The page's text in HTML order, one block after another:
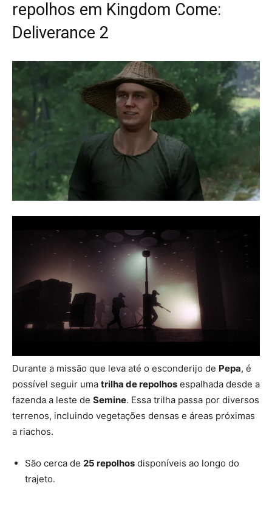
repolhos em Kingdom Come:
Deliverance 2
Durante a missão que leva até o esconderijo de Pepa, é
possível seguir uma trilha de repolhos espalhada desde a
fazenda a leste de Semine. Essa trilha passa por diversos
terrenos, incluindo vegetações densas e áreas próximas
a riachos.
São cerca de 25 repolhos disponíveis ao longo do
trajeto.